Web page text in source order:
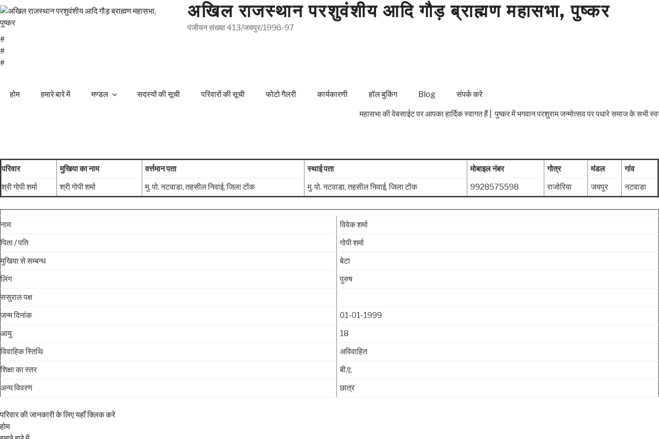
अखिल राजस्थान परशुवंशीय आदि गौड़ ब्राह्मण महासभा, पुष्कर
पंजीयन संख्या 413/जयपुर/1996-97
#
#
#
होम हमारे बारे में मण्डल सदस्यों की सूची परिवारों की सूची फोटो गैलरी कार्यकारणी हॉल बुकिंग Blog संपर्क करे
महासभा की वेबसाईट पर आपका हार्दिक स्वागत हैं | पुष्कर में भगवान परशुराम जन्मोत्सव पर पधारे समाज के सभी
परिवार मुखिया का नाम वर्त्तमान पता स्थाई पता मोबाइल नंबर गोत्र मंडल
गांव
श्री गोपी शर्मा
श्री गोपी शर्मा मु. पो. नटवाडा, तहसील निवाई, जिला टोंक मु. पो. नटवाडा, तहसील निवाई, जिला टोंक 9928575598 राजोरिया जयपुर नटवाडा
नाम
विवेक शर्मा
पिता / पति
गोपी शर्मा
मुखिया से सम्बन्ध
बेटा
लिंग
पुरुष
ससुराल पक्ष
जन्म दिनांक
01-01-1999
आयु
18
विवाहिक स्तिथि
अविवाहित
शिक्षा का स्तर
बी.ए.
अन्य विवरण
छात्र
परिवार की जानकारी के लिए यहाँ क्लिक करे
होम